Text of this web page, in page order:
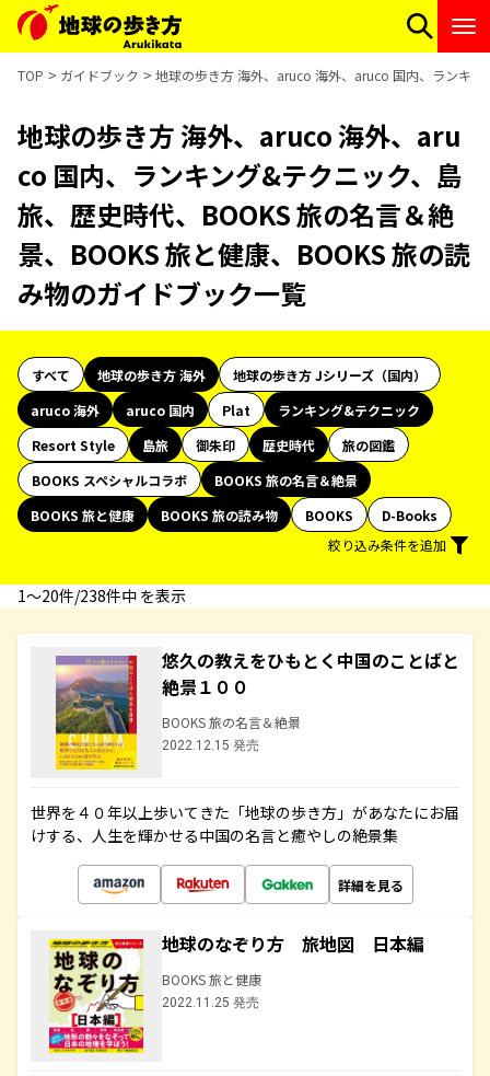
TOP ガイドブック 地球の歩き方 海外、aruco 海外、aruco 国内、ランキン
地球の歩き方 海外、aruco 海外、aru
co 国内、ランキング&テクニック、島
旅、歴史時代、BOOKS 旅の名言＆絶
景、BOOKS 旅と健康、BOOKS 旅の読
み物のガイドブック一覧
すべて 地球の歩き方 海外
地球の歩き方 Jシリーズ（国内）
aruco 海外
aruco 国内 Plat
ランキング&テクニック
Resort Style
島旅 御朱印 歴史時代
旅の図鑑
BOOKS スペシャルコラボ
BOOKS 旅の名言＆絶景
BOOKS 旅と健康
BOOKS 旅の読み物 BOOKS
D-Books
絞り込み条件を追加
1〜20件/238件中 を表示
悠久の教えをひもとく中国のことばと
絶景１００
BOOKS 旅の名言＆絶景
2022.12.15 発売
世界を４０年以上歩いてきた「地球の歩き方」があなたにお届
けする、人生を輝かせる中国の名言と癒やしの絶景集
詳細を見る
地球のなぞり方 旅地図 日本編
BOOKS 旅と健康
2022.11.25 発売